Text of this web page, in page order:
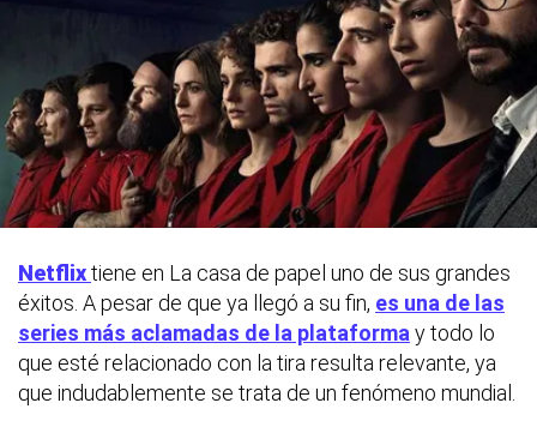
Netflixtiene en La casa de papel uno de sus grandes
éxitos. A pesar de que ya llegó a su fin, es una de las
series más aclamadas de la plataforma y todo lo
que esté relacionado con la tira resulta relevante, ya
que indudablemente se trata de un fenómeno mundial.